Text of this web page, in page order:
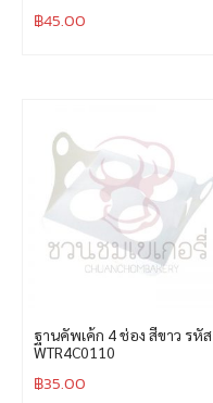
฿45.00
ฐานคัพเค้ก 4 ช่อง สีขาว รหัส
WTR4C0110
฿35.00